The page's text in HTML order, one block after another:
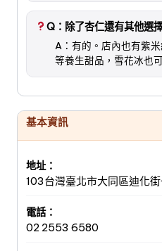
Q：除了杏仁還有其他選
A：有的。店內也有紫
等養生甜品，雪花冰也
基本資訊
地址：
103台灣臺北市大同區迪化
電話：
02 2553 6580